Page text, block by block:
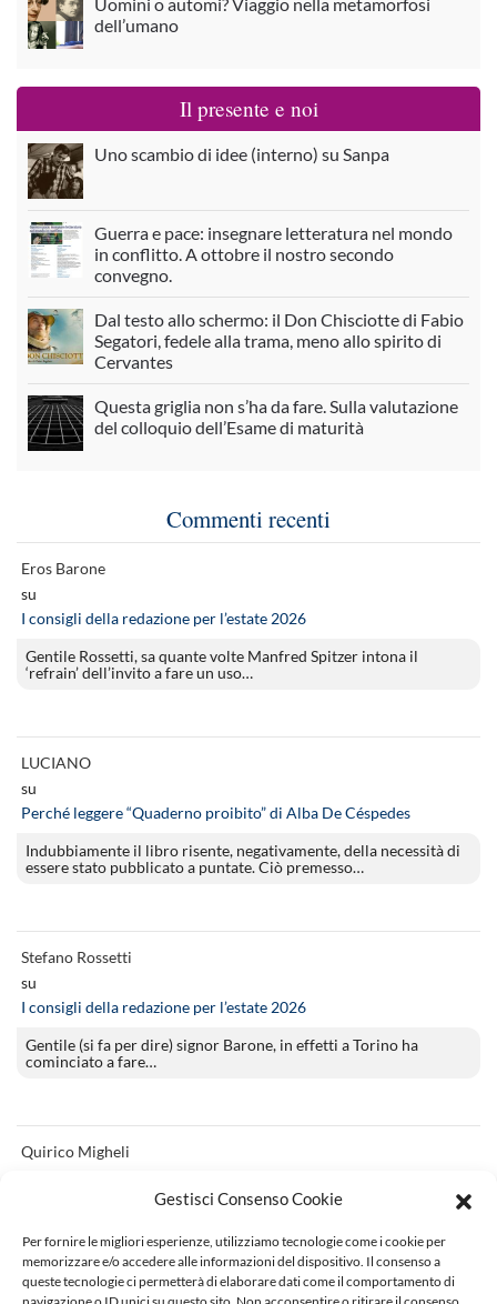
Gestisci Consenso Cookie
Per fornire le migliori esperienze, utilizziamo tecnologie come i cookie per
memorizzare e/o accedere alle informazioni del dispositivo. Il consenso a
queste tecnologie ci permetterà di elaborare dati come il comportamento di
dell’umano
Il presente e noi
Uno scambio di idee (interno) su Sanpa
Guerra e pace: insegnare letteratura nel mondo
in conflitto. A ottobre il nostro secondo
convegno.
Dal testo allo schermo: il Don Chisciotte di Fabio
Segatori, fedele alla trama, meno allo spirito di
Cervantes
Questa griglia non s’ha da fare. Sulla valutazione
del colloquio dell’Esame di maturità
Commenti recenti
Eros Barone
su
I consigli della redazione per l’estate 2026
Gentile Rossetti, sa quante volte Manfred Spitzer intona il
‘refrain’ dell’invito a fare un uso…
LUCIANO
su
Perché leggere “Quaderno proibito” di Alba De Céspedes
Indubbiamente il libro risente, negativamente, della necessità di
essere stato pubblicato a puntate. Ciò premesso…
Stefano Rossetti
su
I consigli della redazione per l’estate 2026
Gentile (si fa per dire) signor Barone, in effetti a Torino ha
cominciato a fare…
Quirico Migheli
Perché leggere “Gli anni perduti” di Vitaliano Brancati
complimenti per la recensione! appena ascoltato su radio3 (Ad
alta voce). un’opera magistrale